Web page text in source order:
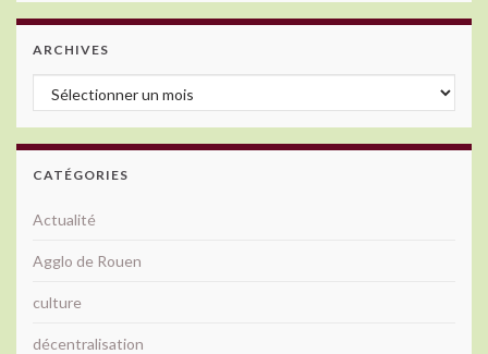
ARCHIVES
Archives
CATÉGORIES
Actualité
Agglo de Rouen
culture
décentralisation